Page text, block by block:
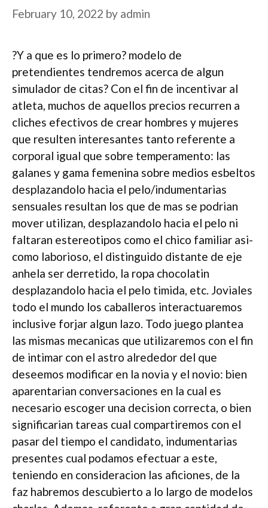
February 10, 2022 by admin
?Y a que es lo primero? modelo de
pretendientes tendremos acerca de algun
simulador de citas? Con el fin de incentivar al
atleta, muchos de aquellos precios recurren a
cliches efectivos de crear hombres y mujeres
que resulten interesantes tanto referente a
corporal igual que sobre temperamento: las
galanes y gama femenina sobre medios esbeltos
desplazandolo hacia el pelo/indumentarias
sensuales resultan los que de mas se podri­an
mover utilizan, desplazandolo hacia el pelo ni
faltaran estereotipos como el chico familiar asi­
como laborioso, el distinguido distante de eje
anhela ser derretido, la ropa chocolatin
desplazandolo hacia el pelo timida, etc. Joviales
todo el mundo los caballeros interactuaremos
inclusive forjar algun lazo. Todo juego plantea
las mismas mecanicas que utilizaremos con el fin
de intimar con el astro alrededor del que
deseemos modificar en la novia y el novio: bien
aparentarian conversaciones en la cual es
necesario escoger una decision correcta, o bien
significarian tareas cual compartiremos con el
pasar del tiempo el candidato, indumentarias
presentes cual podamos efectuar a este,
teniendo en consideracion las aficiones, de la
faz habremos descubierto a lo largo de modelos